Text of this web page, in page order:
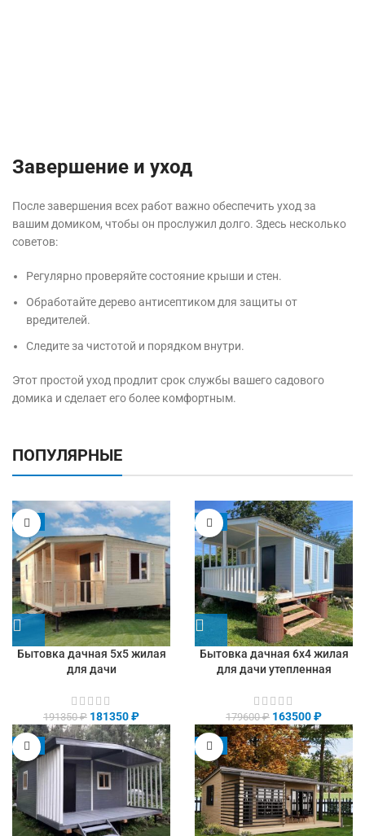
Завершение и уход
После завершения всех работ важно обеспечить уход за
вашим домиком, чтобы он прослужил долго. Здесь несколько
советов:
Регулярно проверяйте состояние крыши и стен.
Обработайте дерево антисептиком для защиты от
вредителей.
Следите за чистотой и порядком внутри.
Этот простой уход продлит срок службы вашего садового
домика и сделает его более комфортным.
ПОПУЛЯРНЫЕ
-5%
Бытовка дачная 5х5 жилая
для дачи
191350₽ 181350₽
-9%
Бытовка дачная 6х4 жилая
для дачи утепленная
179600₽ 163500₽
-8% -9%